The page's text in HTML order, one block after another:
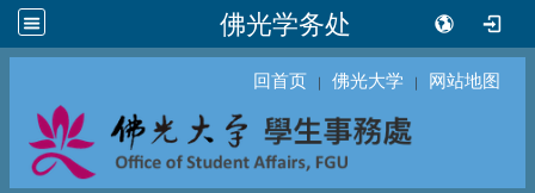
佛光学务处
回首页 ｜ 佛光大学 ｜ 网站地图